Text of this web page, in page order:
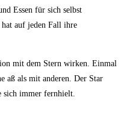
Essen für sich selbst
hat auf jeden Fall ihre
mit dem Stern wirken. Einmal
aß als mit anderen. Der Star
sich immer fernhielt.